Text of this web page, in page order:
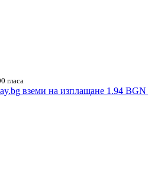
гласа
вземи на изплащане 1.94 BGN